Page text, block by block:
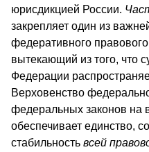
юрисдикцией России.
закрепляет один из
федеративного
вытекающий из того, что
Федерации
Верховенство
федеральных законов на
обеспечивает единство,
стабильность всей